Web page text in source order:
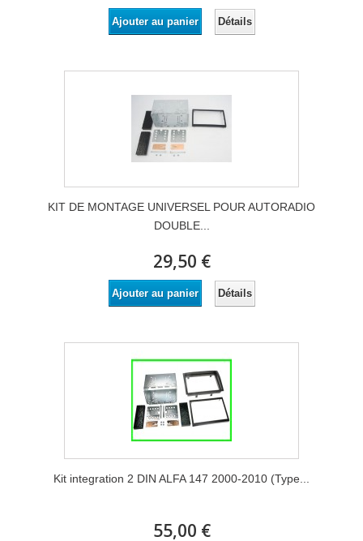
Ajouter au panier Détails
KIT DE MONTAGE UNIVERSEL POUR AUTORADIO
DOUBLE...
29,50 €
Ajouter au panier Détails
Kit integration 2 DIN ALFA 147 2000-2010 (Type...
55,00 €